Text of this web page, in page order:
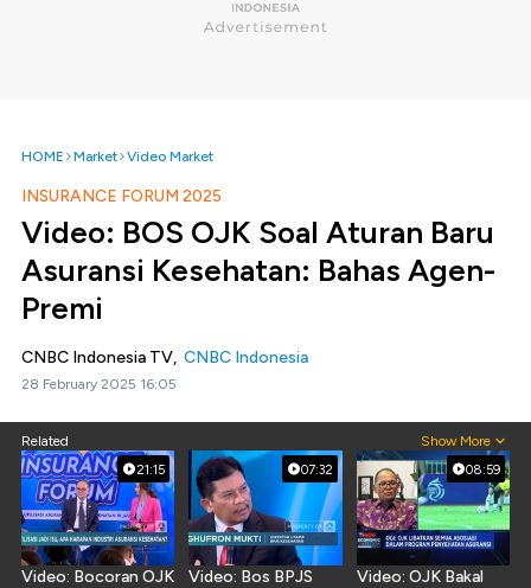
HOME Market Video Market
INSURANCE FORUM 2025
Video: BOS OJK Soal Aturan Baru
Asuransi Kesehatan: Bahas Agen-
Premi
CNBC Indonesia TV, CNBC Indonesia
28 February 2025 16:05
Related Show More
21:15
Video: Bocoran OJK
07:32
Video: Bos BPJS
08:59
Video: OJK Bakal